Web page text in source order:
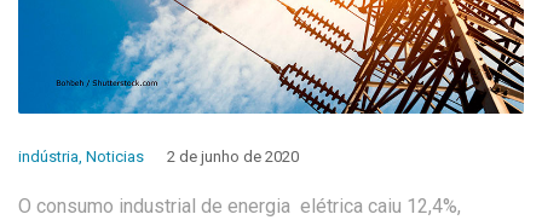
indústria, Noticias 2 de junho de 2020
O consumo industrial de energia elétrica caiu 12,4%,